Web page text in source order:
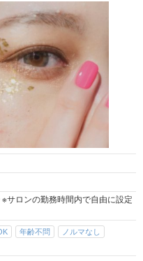
※サロンの勤務時間内で自由に設定
年齢不問
ノルマなし